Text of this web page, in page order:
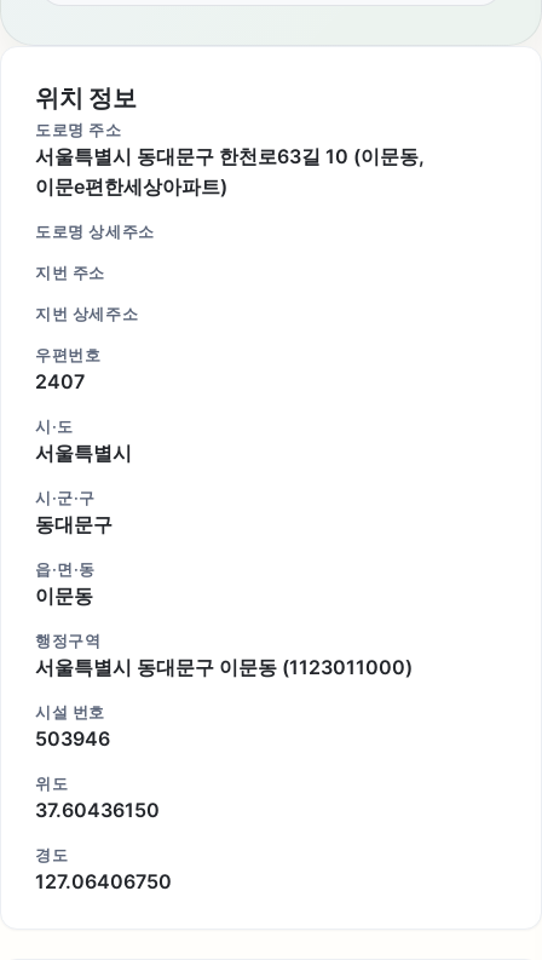
위치 정보
도로명 주소
서울특별시 동대문구 한천로63길 10 (이문동,
이문e편한세상아파트)
도로명 상세주소
지번 주소
지번 상세주소
우편번호
2407
시·도
서울특별시
시·군·구
동대문구
읍·면·동
이문동
행정구역
서울특별시 동대문구 이문동 (1123011000)
시설 번호
503946
위도
37.60436150
경도
127.06406750